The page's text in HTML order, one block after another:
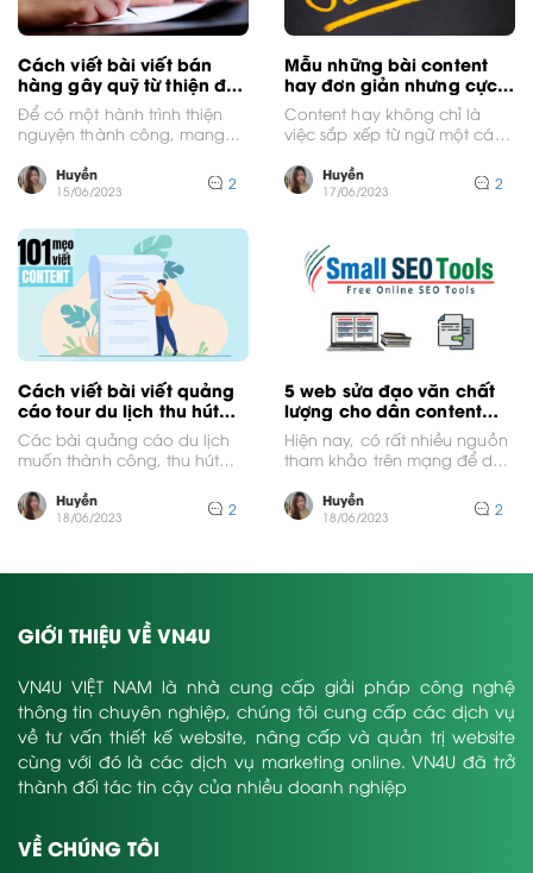
Cách viết bài viết bán
hàng gây quỹ từ thiện độc
đáo, cảm xúc
Để có một hành trình thiện
nguyện thành công, mang
những người...
Huyền
15/06/2023 2
Mẫu những bài content
hay đơn giản nhưng cực
thu hút
Content hay không chỉ là
việc sắp xếp từ ngữ một cách
Huyền
17/06/2023 2
Cách viết bài viết quảng
cáo tour du lịch thu hút
khách hàng
Các bài quảng cáo du lịch
muốn thành công, thu hút
năng cần...
Huyền
18/06/2023 2
5 web sửa đạo văn chất
lượng cho dân content
tha hồ “bung lụa”
Hiện nay, có rất nhiều nguồn
tham khảo trên mạng để dân
khảo ý...
Huyền
18/06/2023 2
GIỚI THIỆU VỀ VN4U
VN4U VIỆT NAM là nhà cung cấp giải pháp công nghệ
thông tin chuyên nghiệp, chúng tôi cung cấp các dịch vụ
về tư vấn thiết kế website, nâng cấp và quản trị website
cùng với đó là các dịch vụ marketing online. VN4U đã trở
thành đối tác tin cậy của nhiều doanh nghiệp
VỀ CHÚNG TÔI